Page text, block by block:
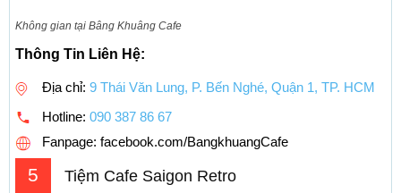
Không gian tại Bâng Khuâng Cafe
Thông Tin Liên Hệ:
Địa chỉ: 9 Thái Văn Lung, P. Bến Nghé, Quận 1, TP. HCM
Hotline: 090 387 86 67
Fanpage: facebook.com/BangkhuangCafe
5 Tiệm Cafe Saigon Retro